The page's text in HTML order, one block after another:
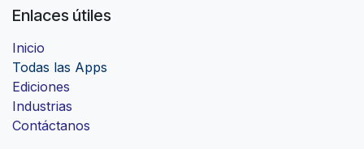
Enlaces útiles
Inicio
Todas las Apps
Ediciones
Industrias
Contáctanos